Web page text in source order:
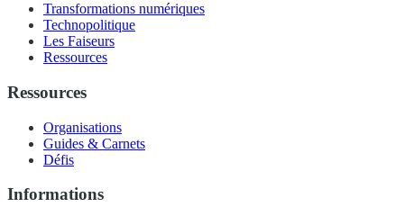
Transformations numériques
Technopolitique
Les Faiseurs
Ressources
Ressources
Organisations
Guides & Carnets
Défis
Informations